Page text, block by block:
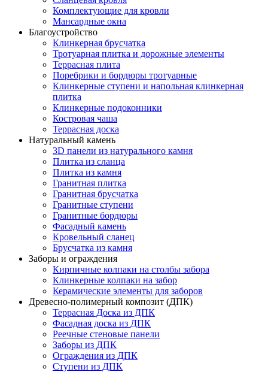
Комплектующие для кровли
Мансардные окна
Благоустройство
Клинкерная брусчатка
Тротуарная плитка и дорожные элементы
Террасная плита
Поребрики и бордюры тротуарные
Клинкерные ступени и напольная клинкерная
плитка
Клинкерные подоконники
Костровая чаша
Террасная доска
Натуральный камень
3D панели из натурального камня
Плитка из сланца
Плитка из камня
Гранитная плитка
Гранитная брусчатка
Гранитные ступени
Гранитные бордюры
Фасадный камень
Кровельный сланец
Брусчатка из камня
Заборы и ограждения
Кирпичные колпаки на столбы забора
Клинкерные колпаки на забор
Керамические элементы для заборов
Древесно-полимерный композит (ДПК)
Террасная Доска из ДПК
Фасадная доска из ДПК
Реечные стеновые панели
Заборы из ДПК
Ограждения из ДПК
Ступени из ДПК